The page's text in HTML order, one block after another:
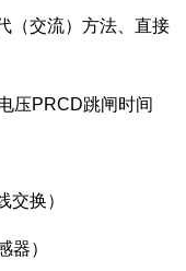
（交流）方法、直接
压PRCD跳闸时间
交换）
器）